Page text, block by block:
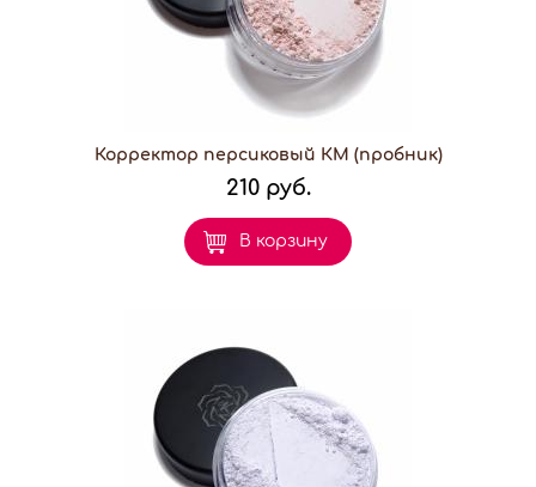
Корректор персиковый КМ (пробник)
210 руб.
В корзину